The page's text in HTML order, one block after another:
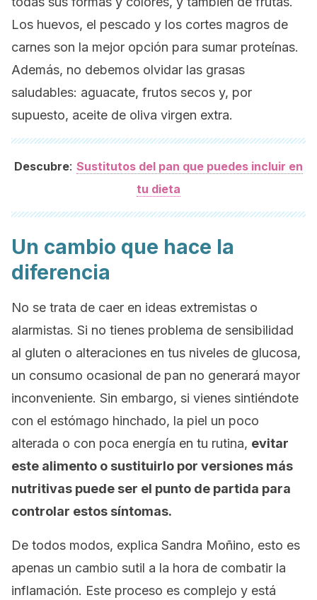
Los huevos, el pescado y los cortes magros de
carnes son la mejor opción para sumar proteínas.
Además, no debemos olvidar las grasas
saludables: aguacate, frutos secos y, por
supuesto, aceite de oliva virgen extra.
Descubre: Sustitutos del pan que puedes incluir en
tu dieta
Un cambio que hace la
diferencia
No se trata de caer en ideas extremistas o
alarmistas. Si no tienes problema de sensibilidad
al gluten o alteraciones en tus niveles de glucosa,
un consumo ocasional de pan no generará mayor
inconveniente. Sin embargo, si vienes sintiéndote
con el estómago hinchado, la piel un poco
alterada o con poca energía en tu rutina, evitar
este alimento o sustituirlo por versiones más
nutritivas puede ser el punto de partida para
controlar estos síntomas.
De todos modos, explica Sandra Moñino, esto es
apenas un cambio sutil a la hora de combatir la
inflamación. Este proceso es complejo y está